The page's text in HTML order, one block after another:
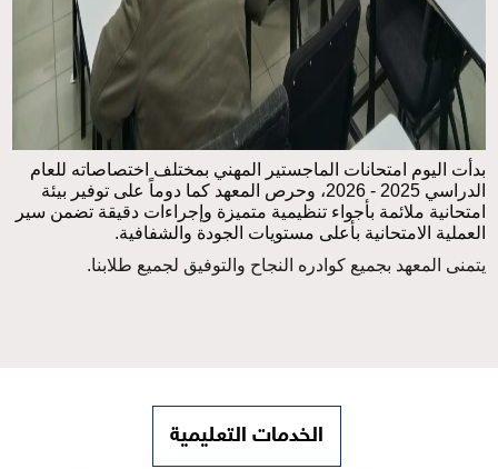
بدأت اليوم امتحانات الماجستير المهني بمختلف اختصاصاته للعام
الدراسي 2025 - 2026، وحرص المعهد كما دوماً على توفير بيئة
امتحانية ملائمة بأجواء تنظيمية متميزة وإجراءات دقيقة تضمن سير
العملية الامتحانية بأعلى مستويات الجودة والشفافية.
يتمنى المعهد بجميع كوادره النجاح والتوفيق لجميع طلابنا.
الخدمات التعليمية